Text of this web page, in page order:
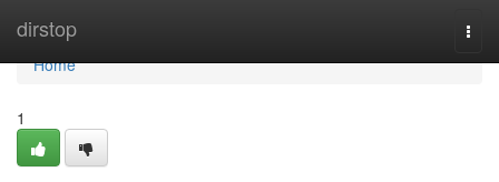
dirstop
Home
Home
1